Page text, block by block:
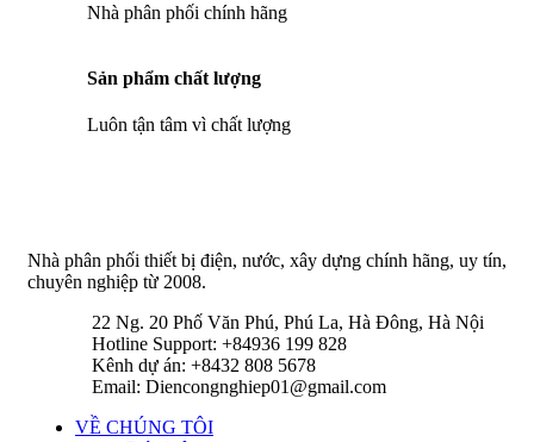
Nhà phân phối chính hãng
Sản phẩm chất lượng
Luôn tận tâm vì chất lượng
Nhà phân phối thiết bị điện, nước, xây dựng chính hãng, uy tín,
chuyên nghiệp từ 2008.
22 Ng. 20 Phố Văn Phú, Phú La, Hà Đông, Hà Nội
Hotline Support: +84936 199 828
Kênh dự án: +8432 808 5678
Email: Diencongnghiep01@gmail.com
VỀ CHÚNG TÔI